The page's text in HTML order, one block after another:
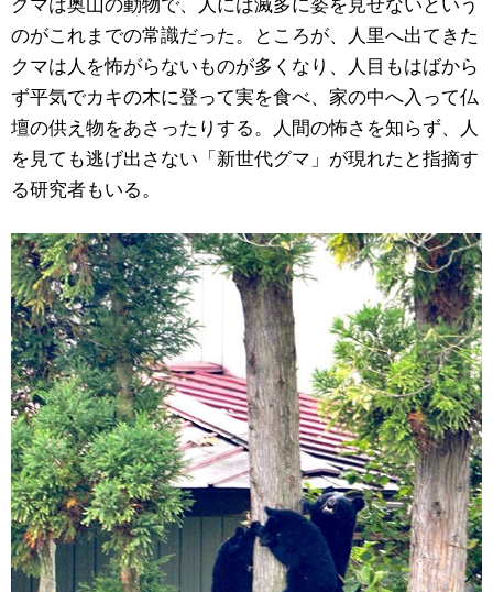
のがこれまでの常識だった。ところが、人里へ出てきた
クマは人を怖がらないものが多くなり、人目もはばから
ず平気でカキの木に登って実を食べ、家の中へ入って仏
壇の供え物をあさったりする。人間の怖さを知らず、人
を見ても逃げ出さない「新世代グマ」が現れたと指摘す
る研究者もいる。